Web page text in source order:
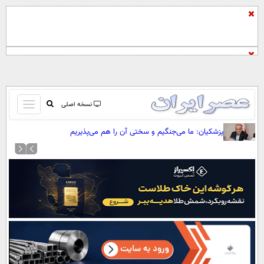
نسخه اصلی
باز
و
کردن
صفحه اول
نظرسنجی
آب و هوا
اوقات شرعی
سواد زندگی
پزشکیان: ما می‌جنگیم و سختی آن را هم می‌پذیریم